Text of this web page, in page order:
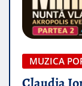
MUZICA